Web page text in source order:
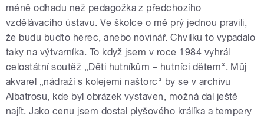
méně odhadu než pedagožka z předchozího
vzdělávacího ústavu. Ve školce o mě prý jednou pravili,
že budu buďto herec, anebo novinář. Chvilku to vypadalo
taky na výtvarníka. To když jsem v roce 1984 vyhrál
celostátní soutěž „Děti hutníkům – hutníci dětem“. Můj
akvarel „nádraží s kolejemi naštorc“ by se v archivu
Albatrosu, kde byl obrázek vystaven, možná dal ještě
najít. Jako cenu jsem dostal plyšového králíka a tempery